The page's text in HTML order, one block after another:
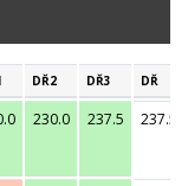
DŘ2 DŘ3 DŘ
230.0 237.5 237.5